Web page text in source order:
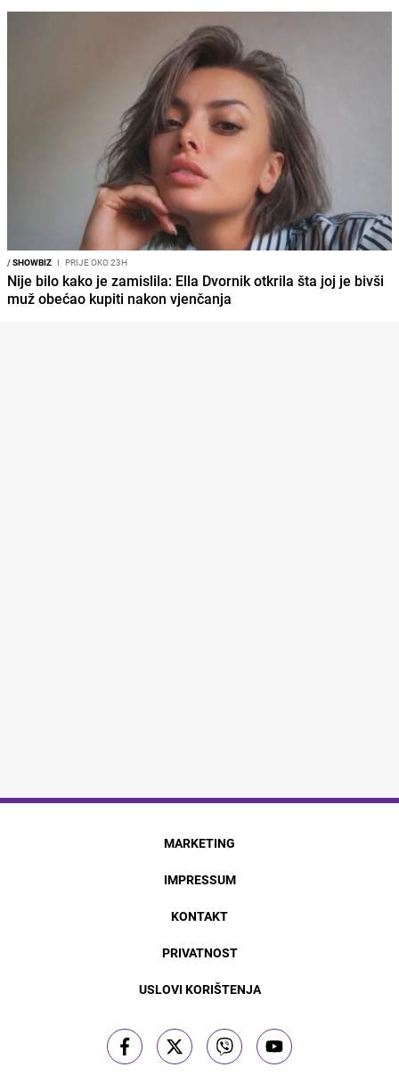
/SHOWBIZ I PRIJE OKO 23H
Nije bilo kako je zamislila: Ella Dvornik otkrila šta joj je bivši
muž obećao kupiti nakon vjenčanja
MARKETING
IMPRESSUM
KONTAKT
PRIVATNOST
USLOVI KORIŠTENJA